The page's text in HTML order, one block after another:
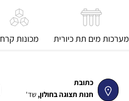
כתובת
חנות תצוגה בחולון,שד'
מערכות מים תת כיורית מכונות קרח